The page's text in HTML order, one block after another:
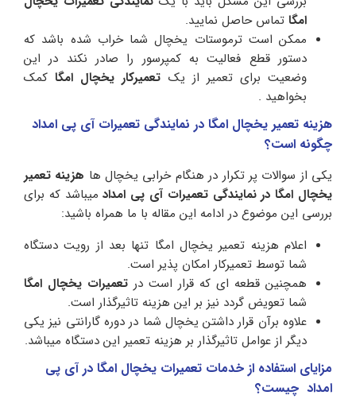
امگا تماس حاصل نمایید.
ممکن است ترموستات یخچال شما خراب شده باشد که
دستور قطع فعالیت به کمپرسور را صادر نکند در این
وضعیت برای تعمیر از یک تعمیرکار یخچال امگاکمک
بخواهید .
هزینه تعمیر یخچال امگا در نمایندگی تعمیرات آی پی امداد
چگونه است؟
یکی از سوالات پر تکرار در هنگام خرابی یخچال ها هزینه تعمیر
یخچال امگا در نمایندگی تعمیرات آی پی امدادمیباشد که برای
بررسی این موضوع در ادامه این مقاله با ما همراه باشید:
اعلام هزینه تعمیر یخچال امگا تنها بعد از رویت دستگاه
شما توسط تعمیرکار امکان پذیر است.
همچنین قطعه ای که قرار است در تعمیرات یخچال امگا
شما تعویض گردد نیز بر این هزینه تاثیرگذار است.
علاوه برآن قرار داشتن یخچال شما در دوره گارانتی نیز یکی
دیگر از عوامل تاثیرگذار بر هزینه تعمیر این دستگاه میباشد.
مزایای استفاده از خدمات تعمیرات یخچال امگا در آی پی
امداد چیست؟